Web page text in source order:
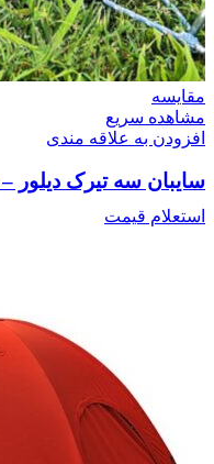
مقایسه
مشاهده سریع
افزودن به علاقه مندی
سایبان سه تیرک دیلور – Dilor Tri-Pole
استعلام قیمت